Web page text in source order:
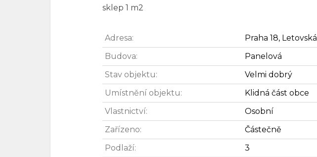
sklep 1 m2
Adresa:
Praha 18, Letovská
Budova:
Panelová
Stav objektu:
Velmi dobrý
Umístnění objektu:
Klidná část obce
Vlastnictví:
Osobní
Zařízeno:
Částečně
Podlaží:
3